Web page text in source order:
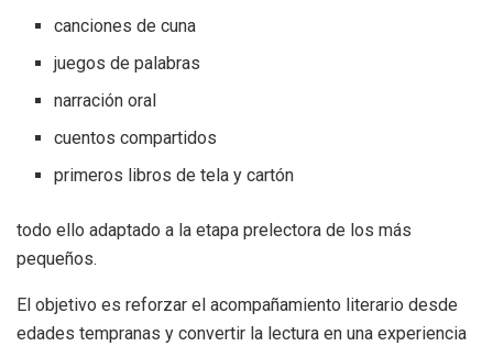
canciones de cuna
juegos de palabras
narración oral
cuentos compartidos
primeros libros de tela y cartón
todo ello adaptado a la etapa prelectora de los más
pequeños.
El objetivo es reforzar el acompañamiento literario desde
edades tempranas y convertir la lectura en una experiencia